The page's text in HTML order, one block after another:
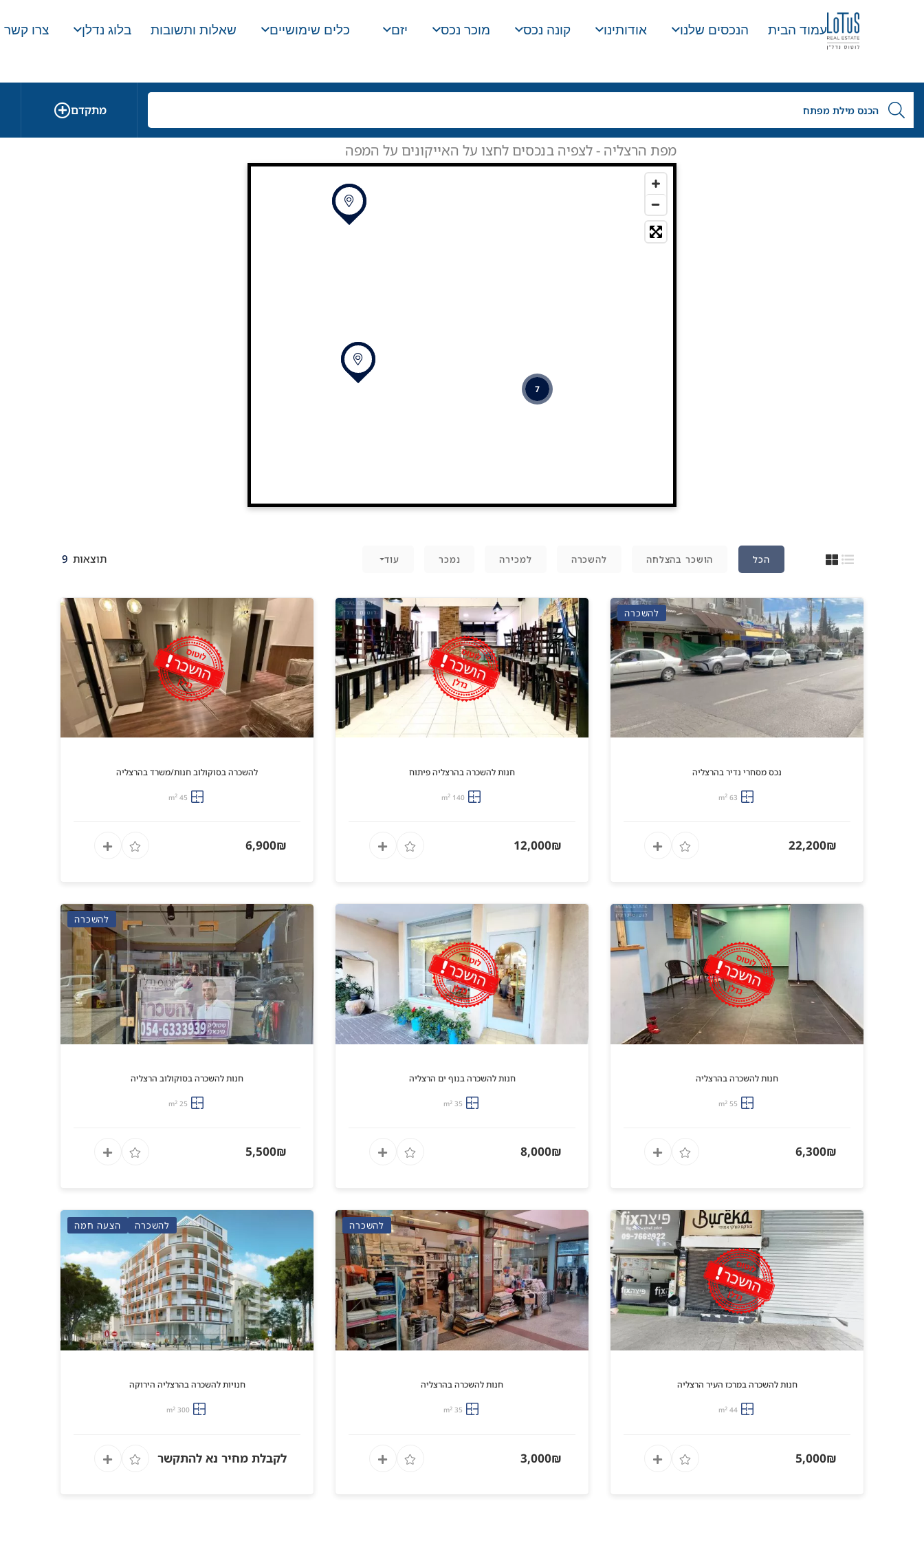
עמוד הבית הנכסים שלנו אודותינו קונה נכס מוכר נכס יזם כלים שימושיים שאלות ותשובות בלוג נדלן צרו קשר
מתקדם
7
הכל הושכר בהצלחה להשכרה למכירה נמכר עוד תוצאות 9
להשכרה
נכס מסחרי נדיר בהרצליה
63 m
2
22,200₪
חנות להשכרה בהרצליה פיתוח
140 m
2
12,000₪
להשכרה בסוקולוב חנות/משרד בהרצליה
45 m
2
6,900₪
חנות להשכרה בהרצליה
55 m
2
6,300₪
חנות להשכרה בנוף ים הרצליה
35 m
2
8,000₪
להשכרה
חנות להשכרה בסוקולוב הרצליה
25 m
2
5,500₪
חנות להשכרה במרכז העיר הרצליה
44 m
2
5,000₪
להשכרה
חנות להשכרה בהרצליה
35 m
2
3,000₪
להשכרה הצעה חמה
חנויות להשכרה בהרצליה הירוקה
300 m
2
לקבלת מחיר נא להתקשר